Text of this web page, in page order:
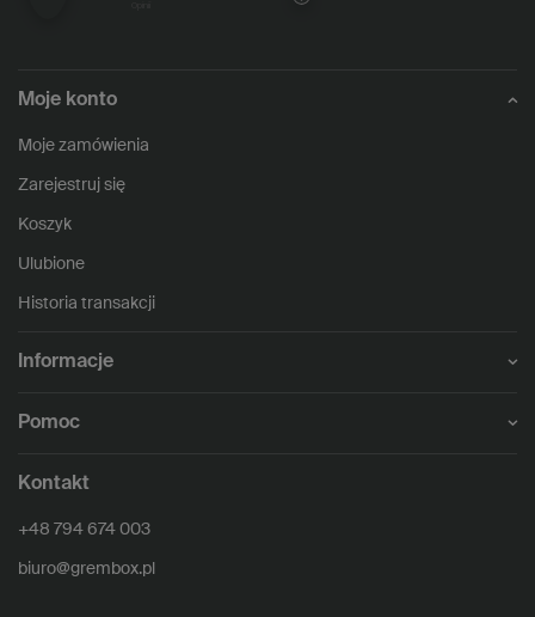
Moje konto
Moje zamówienia
Zarejestruj się
Koszyk
Ulubione
Historia transakcji
Informacje
Pomoc
Kontakt
+48 794 674 003
biuro@grembox.pl